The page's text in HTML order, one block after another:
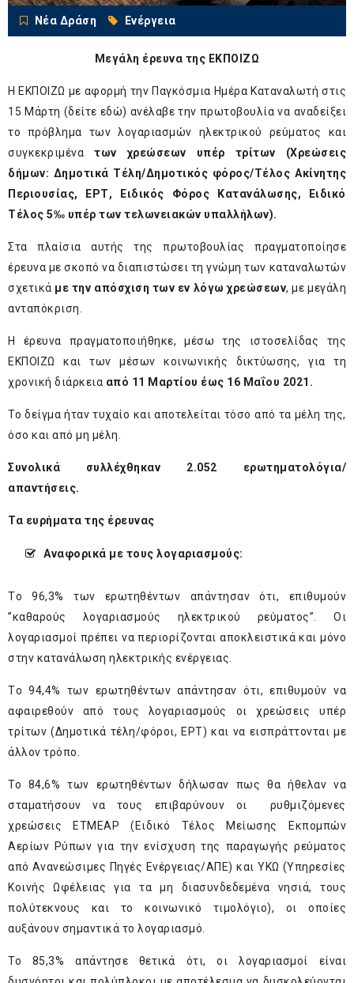
Νέα Δράση Ενέργεια
Μεγάλη έρευνα της ΕΚΠΟΙΖΩ
Η ΕΚΠΟΙΖΩ με αφορμή την Παγκόσμια Ημέρα Καταναλωτή στις
15 Μάρτη (δείτε εδώ) ανέλαβε την πρωτοβουλία να αναδείξει
το πρόβλημα των λογαριασμών ηλεκτρικού ρεύματος και
συγκεκριμένα τωνχρεώσεων υπέρ τρίτων (Χρεώσεις
δήμων: Δημοτικά Τέλη/Δημοτικός φόρος/Τέλος Ακίνητης
Περιουσίας, ΕΡΤ, Ειδικός Φόρος Κατανάλωσης, Ειδικό
Τέλος 5‰ υπέρ των τελωνειακών υπαλλήλων).
Στα πλαίσια αυτής της πρωτοβουλίας πραγματοποίησε
έρευνα με σκοπό να διαπιστώσει τη γνώμη των καταναλωτών
σχετικά με την απόσχιση των εν λόγω χρεώσεων, με μεγάλη
ανταπόκριση.
Η έρευνα πραγματοποιήθηκε, μέσω της ιστοσελίδας της
ΕΚΠΟΙΖΩ και των μέσων κοινωνικής δικτύωσης, για τη
χρονική διάρκεια από 11 Μαρτίου έως 16 Μαΐου 2021.
Το δείγμα ήταν τυχαίο και αποτελείται τόσο από τα μέλη της,
όσο και από μη μέλη.
Συνολικά συλλέχθηκαν 2.052 ερωτηματολόγια/
απαντήσεις.
Τα ευρήματα της έρευνας
Αναφορικά με τους λογαριασμούς:
Tο 96,3% των ερωτηθέντων απάντησαν ότι, επιθυμούν
”καθαρούς λογαριασμούς ηλεκτρικού ρεύματος”. Οι
λογαριασμοί πρέπει να περιορίζονται αποκλειστικά και μόνο
στην κατανάλωση ηλεκτρικής ενέργειας.
Tο 94,4% των ερωτηθέντων απάντησαν ότι, επιθυμούν να
αφαιρεθούν από τους λογαριασμούς οι χρεώσεις υπέρ
τρίτων (Δημοτικά τέλη/φόροι, ΕΡΤ) και να εισπράττονται με
άλλον τρόπο.
Το 84,6% των ερωτηθέντων δήλωσαν πως θα ήθελαν να
σταματήσουν να τους επιβαρύνουν οι ρυθμιζόμενες
χρεώσεις ΕΤΜΕΑΡ (Ειδικό Τέλος Μείωσης Εκπομπών
Αερίων Ρύπων για την ενίσχυση της παραγωγής ρεύματος
από Ανανεώσιμες Πηγές Ενέργειας/ΑΠΕ) και ΥΚΩ (Υπηρεσίες
Κοινής Ωφέλειας για τα μη διασυνδεδεμένα νησιά, τους
πολύτεκνους και το κοινωνικό τιμολόγιο), οι οποίες
αυξάνουν σημαντικά το λογαριασμό.
Το 85,3% απάντησε θετικά ότι, οι λογαριασμοί είναι